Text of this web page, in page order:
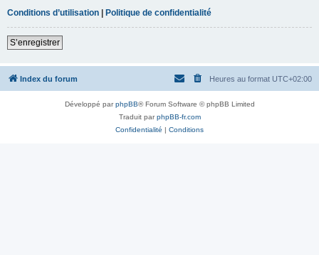
Conditions d’utilisation | Politique de confidentialité
S’enregistrer
Index du forum Heures au format UTC+02:00
Développé parphpBB® Forum Software © phpBB Limited
Traduit parphpBB-fr.com
Confidentialité | Conditions